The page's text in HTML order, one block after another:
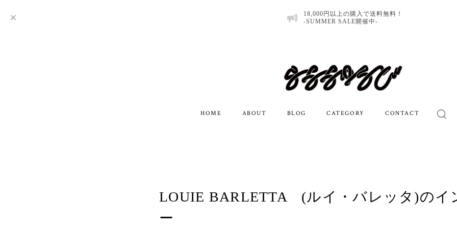
18,000円以上の購入で送料無料！
-SUMMER SALE開催中-
HOME ABOUT BLOG CATEGORY CONTACT
LOUIE BARLETTA (ルイ・バレッタ)のイ
ー